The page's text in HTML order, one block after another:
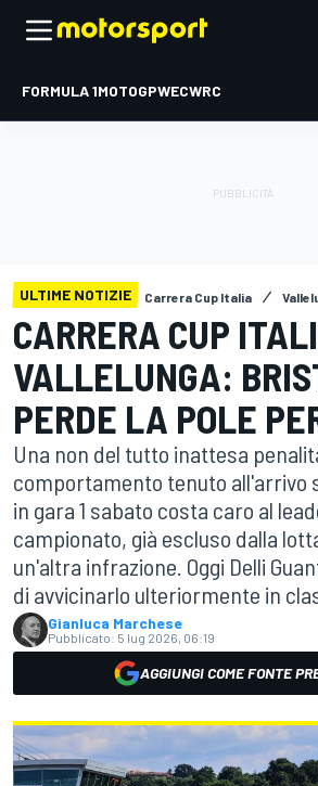
FORMULA 1MOTOGPWECWRC
ULTIME NOTIZIE Carrera Cup Italia
CARRERA CUP
VALLELUNGA:
PERDE LA POLE
Una non del tutto inattesa
comportamento tenuto all'arrivo
in gara 1 sabato costa caro al
campionato, già escluso dalla
un'altra infrazione. Oggi Delli
di avvicinarlo ulteriormente in
Gianluca Marchese
Pubblicato: 5 lug 2026, 06:19
AGGIUNGI COME FONTE